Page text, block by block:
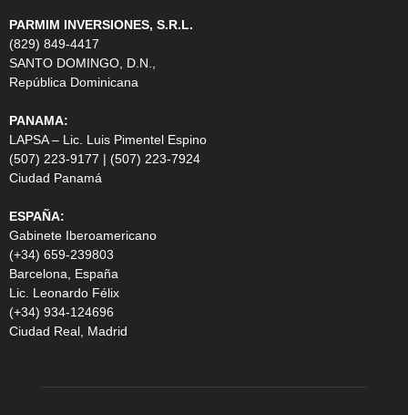
PARMIM INVERSIONES, S.R.L.
(829) 849-4417
SANTO DOMINGO, D.N.,
República Dominicana
PANAMA:
LAPSA – Lic. Luis Pimentel Espino
(507) 223-9177 | (507) 223-7924
Ciudad Panamá
ESPAÑA:
Gabinete Iberoamericano
(+34) 659-239803
Barcelona, España
Lic. Leonardo Félix
(+34) 934-124696
Ciudad Real, Madrid